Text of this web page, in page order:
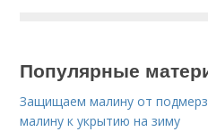
Популярные
Защищаем малину от
малину к укрытию на зиму